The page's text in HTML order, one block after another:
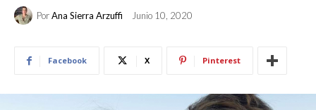
PorAna Sierra Arzuffi Junio 10, 2020
Facebook X Pinterest